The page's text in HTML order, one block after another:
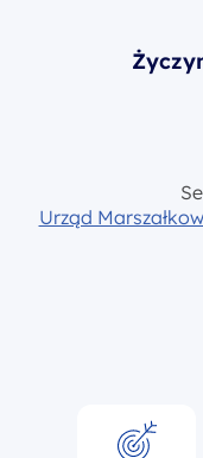
Urząd